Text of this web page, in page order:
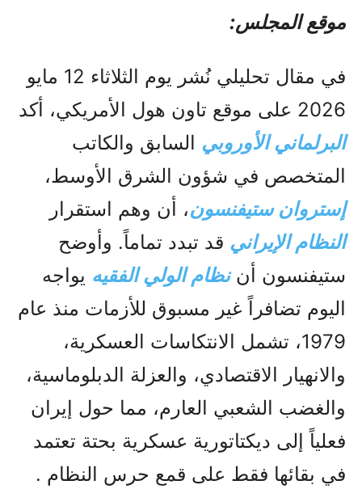
موقع المجلس:
في مقال تحليلي نُشر يوم الثلاثاء 12 مايو
2026 على موقع تاون هول الأمريكي، أكد
البرلماني الأوروبي السابق والكاتب
المتخصص في شؤون الشرق الأوسط،
إستروان ستيفنسون، أن وهم استقرار
النظام الإيراني قد تبدد تماماً. وأوضح
ستيفنسون أننظام الولي الفقيه يواجه
اليوم تضافراً غير مسبوق للأزمات منذ عام
1979، تشمل الانتكاسات العسكرية،
والانهيار الاقتصادي، والعزلة الدبلوماسية،
والغضب الشعبي العارم، مما حول إيران
فعلياً إلى ديكتاتورية عسكرية بحتة تعتمد
في بقائها فقط على قمع حرس النظام .